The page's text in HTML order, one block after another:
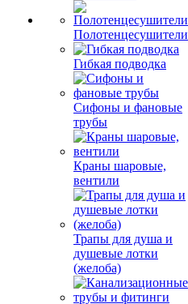
Полотенцесушители
Гибкая подводка
Сифоны и фановые
трубы
Краны шаровые,
вентили
Трапы для душа и
душевые лотки
(желоба)